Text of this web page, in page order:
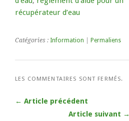
récupérateur d’eau
Catégories : Information Permaliens
LES COMMENTAIRES SONT FERMÉS.
← Article précédent
Article suivant →